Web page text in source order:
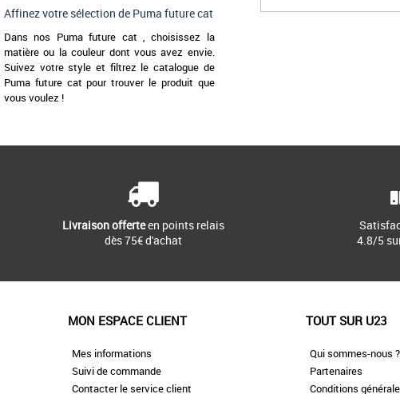
Affinez votre sélection de Puma future cat
Dans nos Puma future cat , choisissez la
matière ou la couleur dont vous avez envie.
Suivez votre style et filtrez le catalogue de
Puma future cat pour trouver le produit que
vous voulez !
Livraison offerteen points relais
dès 75€ d'achat
4.8/5
MON ESPACE CLIENT
Mes informations
Suivi de commande
Contacter le service client
TOUT SUR U23
Qui sommes-nous ?
Partenaires
Conditions